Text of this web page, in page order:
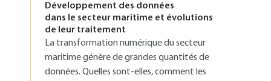
Développement des données
dans le secteur maritime et évolutions
de leur traitement
La transformation numérique du secteur
maritime génère de grandes quantités de
données. Quelles sont-elles, comment les